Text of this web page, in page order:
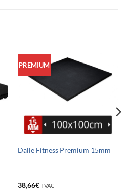
PREMIUM
Dalle Fitness Premium 15mm
38,66€ TVAC